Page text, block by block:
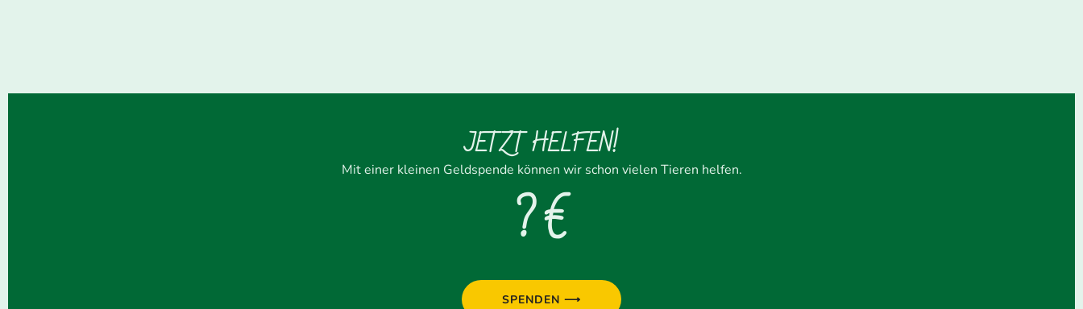
JETZT HELFEN!
Mit einer kleinen Geldspende können wir schon vielen Tieren helfen.
? €
SPENDEN ⟶